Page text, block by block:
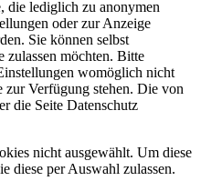
die lediglich zu anonymen
oder zur Anzeige
Sie können selbst
zulassen möchten. Bitte
womöglich nicht
zur Verfügung stehen. Die von
die Seite Datenschutz
nicht ausgewählt. Um diese
diese per Auswahl zulassen.